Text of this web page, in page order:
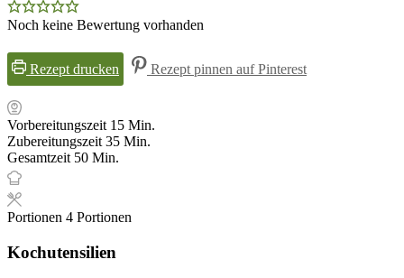
Noch keine Bewertung vorhanden
Rezept drucken Rezept pinnen auf Pinterest
Vorbereitungszeit 15Minuten
Min.
Zubereitungszeit35Minuten
Min.
Gesamtzeit 50Minuten
Min.
Portionen 4 Portionen
Kochutensilien